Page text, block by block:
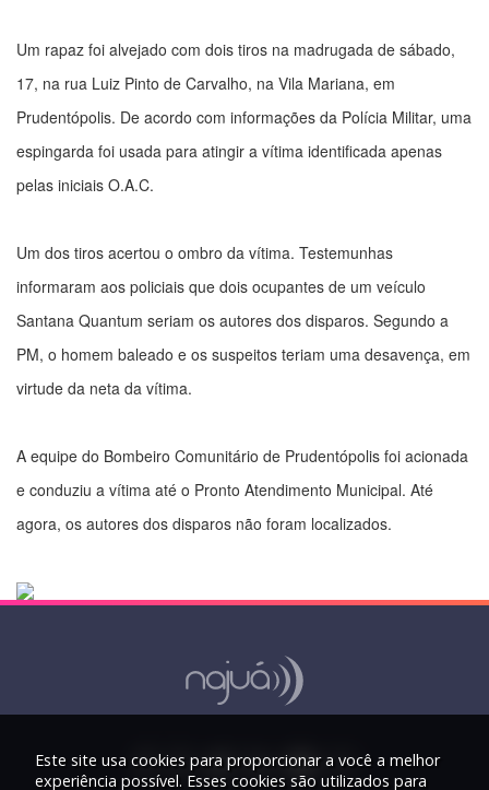
Um rapaz foi alvejado com dois tiros na madrugada de sábado,
17, na rua Luiz Pinto de Carvalho, na Vila Mariana, em
Prudentópolis. De acordo com informações da Polícia Militar, uma
espingarda foi usada para atingir a vítima identificada apenas
pelas iniciais O.A.C.
Um dos tiros acertou o ombro da vítima. Testemunhas
informaram aos policiais que dois ocupantes de um veículo
Santana Quantum seriam os autores dos disparos. Segundo a
PM, o homem baleado e os suspeitos teriam uma desavença, em
virtude da neta da vítima.
A equipe do Bombeiro Comunitário de Prudentópolis foi acionada
e conduziu a vítima até o Pronto Atendimento Municipal. Até
agora, os autores dos disparos não foram localizados.
Este site usa cookies para proporcionar a você a melhor
experiência possível. Esses cookies são utilizados para